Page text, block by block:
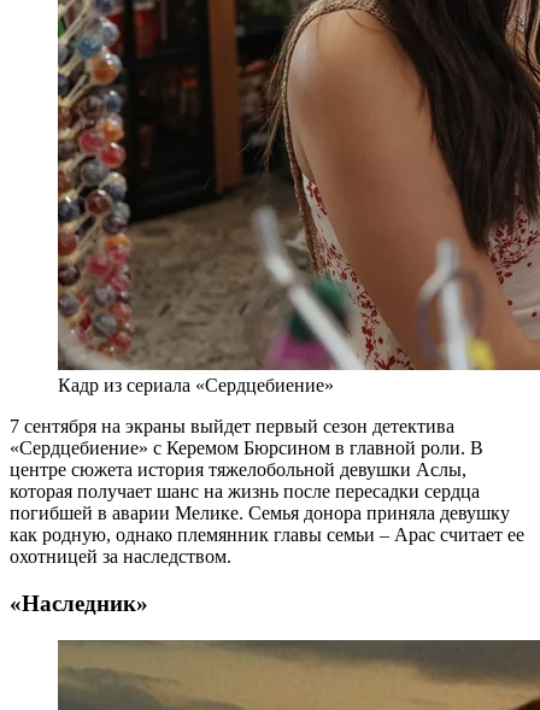
Кадр из сериала «Сердцебиение»
7 сентября на экраны выйдет первый сезон детектива
«Сердцебиение» с Керемом Бюрсином в главной роли. В
центре сюжета история тяжелобольной девушки Аслы,
которая получает шанс на жизнь после пересадки сердца
погибшей в аварии Мелике. Семья донора приняла девушку
как родную, однако племянник главы семьи – Арас считает ее
охотницей за наследством.
«Наследник»